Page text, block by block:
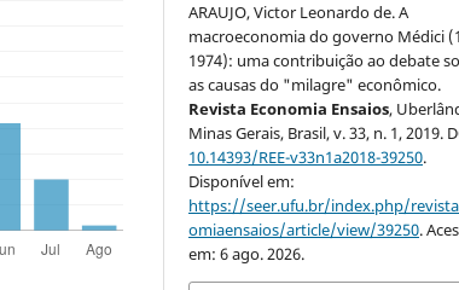
ARAUJO, Victor Leonardo de. A
macroeconomia do governo Médici
1974): uma contribuição ao debate
as causas do "milagre" econômico.
Revista Economia Ensaios,
Minas Gerais, Brasil, v. 33, n. 1, 2019.
10.14393/REE-v33n1a2018-39250.
Disponível em:
https://seer.ufu.br/index.php/
omiaensaios/article/view/39250.
em: 6 ago. 2026.